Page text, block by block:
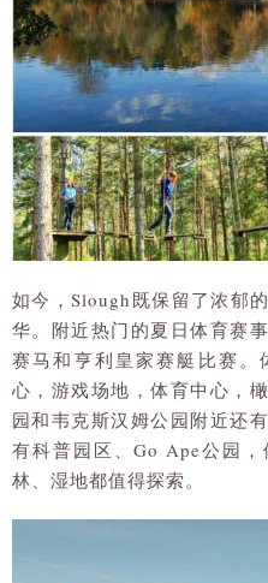
如今，Slough既保留了浓郁
华。附近热门的夏日体育赛
赛马和亨利皇家赛艇比赛。
心，游戏场地，体育中心，
园和韦克斯汉姆公园附近还
有科普园区、Go Ape公园
林、湿地都值得探索。